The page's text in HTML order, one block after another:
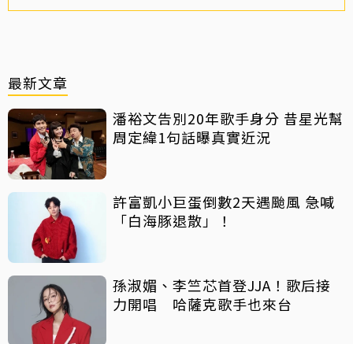
最新文章
潘裕文告別20年歌手身分 昔星光幫
周定緯1句話曝真實近況
許富凱小巨蛋倒數2天遇颱風 急喊
「白海豚退散」！
孫淑媚、李竺芯首登JJA！歌后接
力開唱 哈薩克歌手也來台